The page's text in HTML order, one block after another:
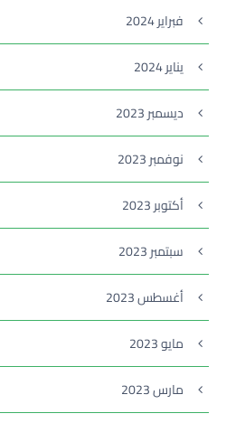
فبراير 2024
يناير 2024
ديسمبر 2023
نوفمبر 2023
أكتوبر 2023
سبتمبر 2023
أغسطس 2023
مايو 2023
مارس 2023